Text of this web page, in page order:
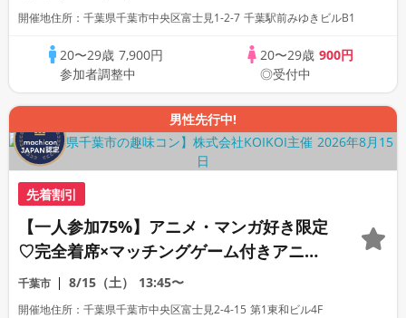
開催地住所：千葉県千葉市中央区富士見1-2-7 千葉駅前みゆきビルB1
20〜29歳 7,900円
参加者調整中
20〜29歳 900円
◎受付中
男性先行中!
先着割引
【一人参加75%】アニメ・マンガ好き限定
♡完全着席×マッチングゲーム付きアニメ
コン
千葉市 8/15（土） 13:45〜
開催地住所：千葉県千葉市中央区富士見2-4-15 第1東和ビル4F